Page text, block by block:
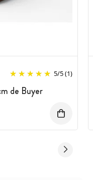
5/5(1)
de Buyer